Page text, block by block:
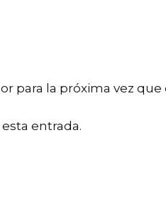
para la próxima vez
entrada.